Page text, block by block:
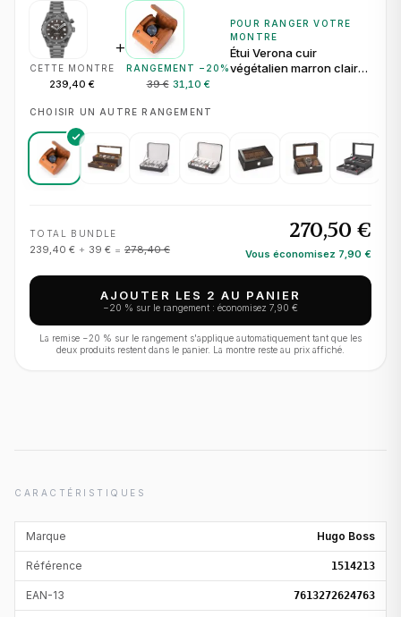
CETTE MONTRE
239,40 €
+
RANGEMENT − 20 %
39 € 31,10 €
POUR RANGER VOTRE
MONTRE
Étui Verona cuir
végétalien marron clair
CHOISIR UN AUTRE RANGEMENT
TOTAL BUNDLE
239,40 € + 39 € = 278,40 €
270,50 €
Vous économisez 7,90 €
AJOUTER LES 2 AU PANIER
−20 % sur le rangement : économisez 7,90 €
La remise −20 % sur le rangement s'applique automatiquement tant que les
deux produits restent dans le panier. La montre reste au prix affiché.
CARACTÉRISTIQUES
Marque Hugo Boss
Référence 1514213
EAN-13 7613272624763